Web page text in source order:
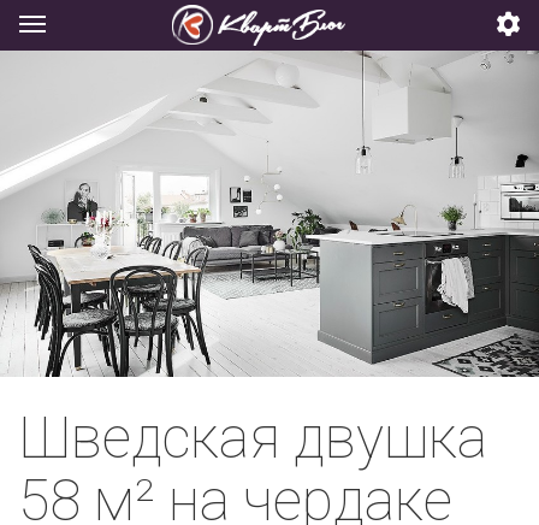
Шведская двушка
58 м² на чердаке